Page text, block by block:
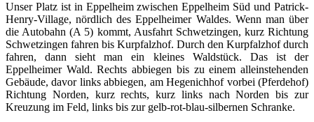
Unser Platz ist in Eppelheim zwischen Eppelheim Süd und Patrick-
Henry-Village, nördlich des Eppelheimer Waldes. Wenn man über
die Autobahn (A 5) kommt, Ausfahrt Schwetzingen, kurz Richtung
Schwetzingen fahren bis Kurpfalzhof. Durch den Kurpfalzhof durch
fahren, dann sieht man ein kleines Waldstück. Das ist der
Eppelheimer Wald. Rechts abbiegen bis zu einem alleinstehenden
Gebäude, davor links abbiegen, am Hegenichhof vorbei (Pferdehof)
Richtung Norden, kurz rechts, kurz links nach Norden bis zur
Kreuzung im Feld, links bis zur gelb-rot-blau-silbernen Schranke.